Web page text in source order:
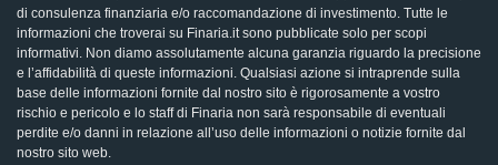
di consulenza finanziaria e/o raccomandazione di investimento. Tutte le
informazioni che troverai su Finaria.it sono pubblicate solo per scopi
informativi. Non diamo assolutamente alcuna garanzia riguardo la precisione
e l’affidabilità di queste informazioni. Qualsiasi azione si intraprende sulla
base delle informazioni fornite dal nostro sito è rigorosamente a vostro
rischio e pericolo e lo staff di Finaria non sarà responsabile di eventuali
perdite e/o danni in relazione all’uso delle informazioni o notizie fornite dal
nostro sito web.